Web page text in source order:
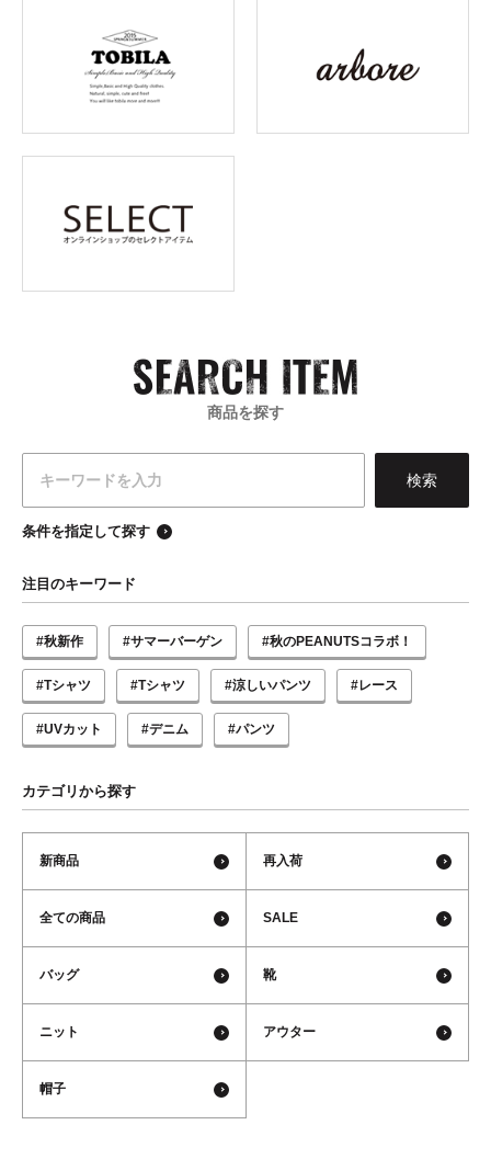
商品を探す
条件を指定して探す
注目のキーワード
#秋新作 #サマーバーゲン #秋のPEANUTSコラボ！
#Tシャツ #Tシャツ #涼しいパンツ #レース
#UVカット #デニム #パンツ
カテゴリから探す
新商品 再入荷
全ての商品 SALE
バッグ 靴
ニット アウター
帽子